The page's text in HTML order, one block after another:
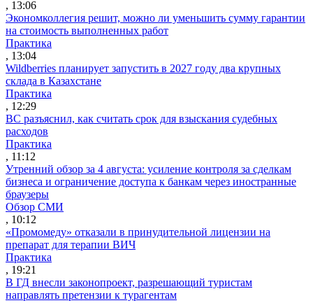
, 13:06
Экономколлегия решит, можно ли уменьшить сумму гарантии
на стоимость выполненных работ
Практика
, 13:04
Wildberries планирует запустить в 2027 году два крупных
склада в Казахстане
Практика
, 12:29
ВС разъяснил, как считать срок для взыскания судебных
расходов
Практика
, 11:12
Утренний обзор за 4 августа: усиление контроля за сделкам
бизнеса и ограничение доступа к банкам через иностранные
браузеры
Обзор СМИ
, 10:12
«Промомеду» отказали в принудительной лицензии на
препарат для терапии ВИЧ
Практика
, 19:21
В ГД внесли законопроект, разрешающий туристам
направлять претензии к турагентам